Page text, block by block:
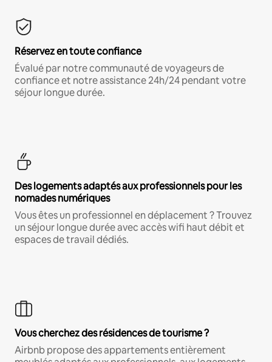
Réservez en toute confiance
Évalué par notre communauté de voyageurs de
confiance et notre assistance 24h/24 pendant votre
séjour longue durée.
Des logements adaptés aux professionnels pour les
nomades numériques
Vous êtes un professionnel en déplacement ? Trouvez
un séjour longue durée avec accès wifi haut débit et
espaces de travail dédiés.
Vous cherchez des résidences de tourisme ?
Airbnb propose des appartements entièrement